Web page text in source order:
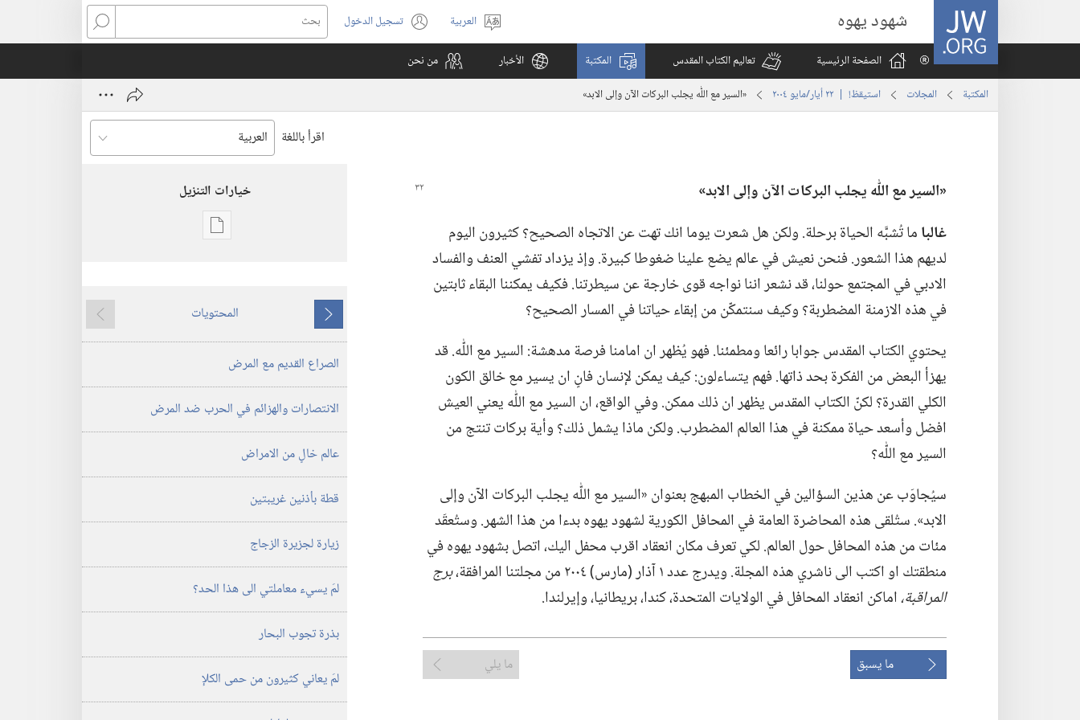
JW.ORG شهود يهوه
اختر
اللغة
العربية تسجيل الدخول
(يفتح
نافذة
بحث
الصفحة الرئيسية
تعاليم الكتاب المقدس المكتبة الأخبار من نحن
المكتبة المجلات استيقظ‏!‏ | ‏‎٢٢‏ ‏‎أيار/مايو‏ ‎٢٠٠٤ ‏«السير مع اللّٰه يجلب البركات الآن وإلى الابد»‏
اقرأ باللغة
‏«السير مع اللّٰه يجلب البركات الآن وإلى الابد»‏
غالباما تُشبَّه الحياة برحلة.‏ ولكن هل شعرت يوما انك تهت عن الاتجاه الصحيح؟‏ كثيرون اليوم
لديهم هذا الشعور.‏ فنحن نعيش في عالم يضع علينا ضغوطا كبيرة.‏ وإذ يزداد تفشي العنف والفساد
الادبي في المجتمع حولنا،‏ قد نشعر اننا نواجه قوى خارجة عن سيطرتنا.‏ فكيف يمكننا البقاء ثابتين
في هذه الازمنة المضطربة؟‏ وكيف سنتمكّن من إبقاء حياتنا في المسار الصحيح؟‏
يحتوي الكتاب المقدس جوابا رائعا ومطمئنا.‏ فهو يُظهر ان امامنا فرصة مدهشة:‏ السير مع اللّٰه.‏ قد
يهزأ البعض من الفكرة بحد ذاتها.‏ فهم يتساءلون:‏ كيف يمكن لإنسان فانٍ ان يسير مع خالق الكون
الكلي القدرة؟‏ لكنّ الكتاب المقدس يظهر ان ذلك ممكن.‏ وفي الواقع،‏ ان السير مع اللّٰه يعني العيش
افضل وأسعد حياة ممكنة في هذا العالم المضطرب.‏ ولكن ماذا يشمل ذلك؟‏ وأية بركات تنتج من
السير مع اللّٰه؟‏
سيُجاوَب عن هذين السؤالين في الخطاب المبهج بعنوان «السير مع اللّٰه يجلب البركات الآن وإلى
الابد».‏ ستُلقى هذه المحاضرة العامة في المحافل الكورية لشهود يهوه بدءا من هذا الشهر.‏ وستُعقَد
مئات من هذه المحافل حول العالم.‏ لكي تعرف مكان انعقاد اقرب محفل اليك،‏ اتصل بشهود يهوه في
منطقتك او اكتب الى ناشري هذه المجلة.‏ ويدرج عدد ١ آذار (‏مارس)‏ ٢٠٠٤ من مجلتنا المرافقة،‏
برج
المراقبة،‏اماكن انعقاد المحافل في الولايات المتحدة،‏ كندا،‏ بريطانيا،‏ وإيرلندا.‏
ما يسبق ما يلي
خيارات التنزيل
خيارات
‏‎٢٢‏ ‏‎أيار/
مايو‏
ما
يسبق
المحتويات
ما
يلي
الصراع القديم مع المرض
الانتصارات والهزائم في الحرب ضد المرض
عالم خالٍ من الامراض
قطة بأذنين غريبتين
زيارة لجزيرة الزجاج
لمَ يسيء معاملتي الى هذا الحد؟‏
بذرة تجوب البحار
لمَ يعاني كثيرون من حمى الكلإ